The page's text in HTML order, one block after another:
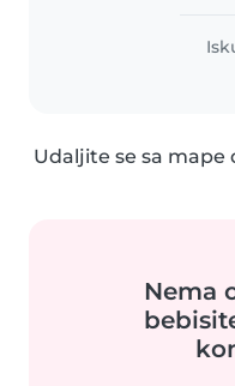
Udaljite se sa
Nema